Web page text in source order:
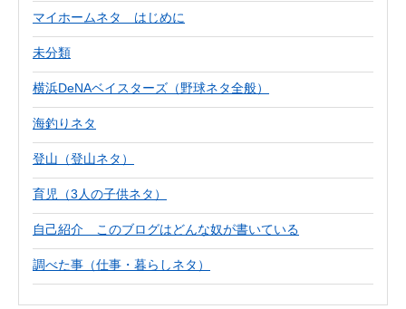
マイホームネタ はじめに
未分類
横浜DeNAベイスターズ（野球ネタ全般）
海釣りネタ
登山（登山ネタ）
育児（3人の子供ネタ）
自己紹介 このブログはどんな奴が書いている
調べた事（仕事・暮らしネタ）